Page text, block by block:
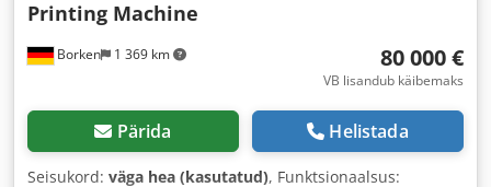
Borken 1 369 km
Printing Machine
80 000 €
VB lisandub käibemaks
Pärida Helistada
Seisukord: väga hea (kasutatud), Funktsionaalsus: